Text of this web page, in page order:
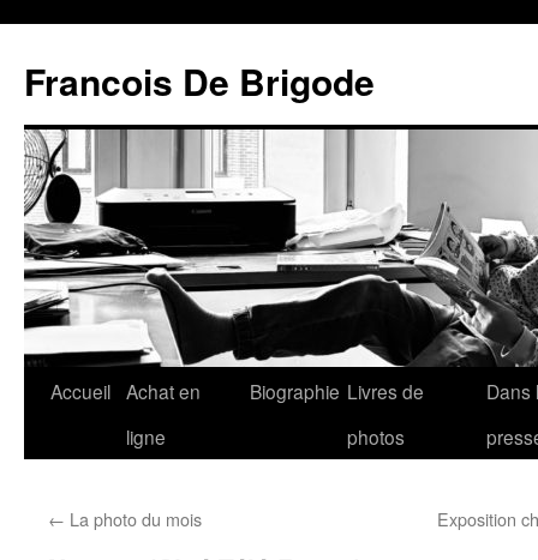
Francois De Brigode
Accueil Achat en
ligne
Biographie Livres de
photos
Dans
← La photo du mois Exposition